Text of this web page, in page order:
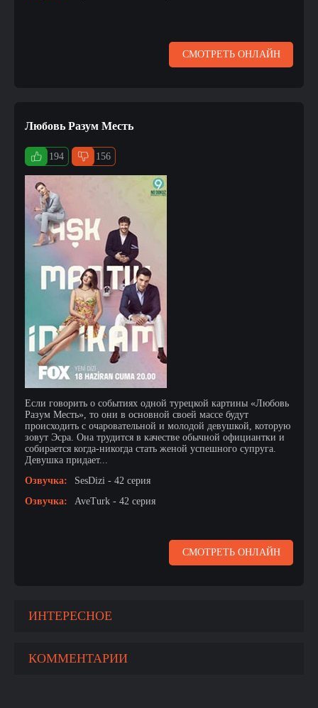
СМОТРЕТЬ ОНЛАЙН
Любовь Разум Месть
194 156
Если говорить о событиях одной турецкой картины «Любовь
Разум Месть», то они в основной своей массе будут
происходить с очаровательной и молодой девушкой, которую
зовут Эсра. Она трудится в качестве обычной официантки и
собирается когда-никогда стать женой успешного супруга.
Девушка придает...
Озвучка:
SesDizi - 42 серия
Озвучка:
AveTurk - 42 серия
СМОТРЕТЬ ОНЛАЙН
ИНТЕРЕСНОЕ
КОММЕНТАРИИ